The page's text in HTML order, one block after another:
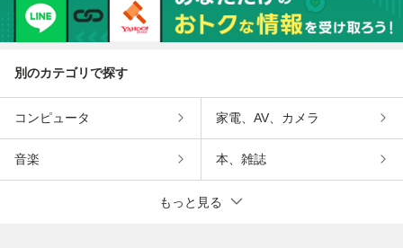
別のカテゴリで探す
コンピュータ 家電、AV、カメラ
音楽 本、雑誌
もっと見る